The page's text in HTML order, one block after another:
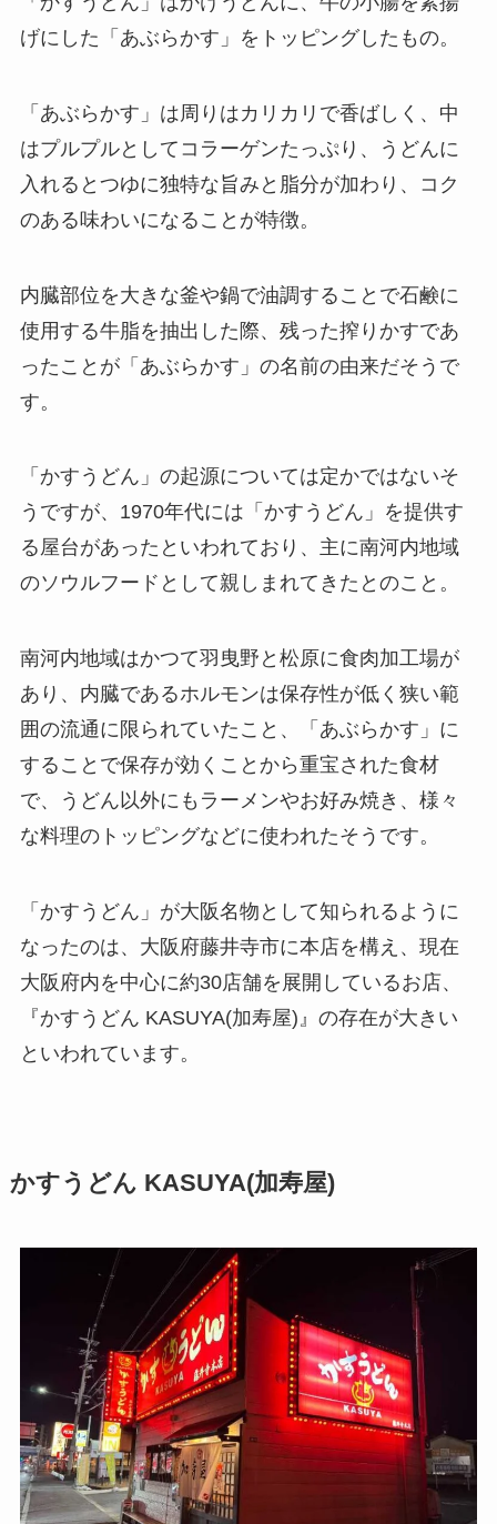
げにした「あぶらかす」をトッピングしたもの。
「あぶらかす」は周りはカリカリで香ばしく、中
はプルプルとしてコラーゲンたっぷり、うどんに
入れるとつゆに独特な旨みと脂分が加わり、コク
のある味わいになることが特徴。
内臓部位を大きな釜や鍋で油調することで石鹸に
使用する牛脂を抽出した際、残った搾りかすであ
ったことが「あぶらかす」の名前の由来だそうで
す。
「かすうどん」の起源については定かではないそ
うですが、1970年代には「かすうどん」を提供す
る屋台があったといわれており、主に南河内地域
のソウルフードとして親しまれてきたとのこと。
南河内地域はかつて羽曳野と松原に食肉加工場が
あり、内臓であるホルモンは保存性が低く狭い範
囲の流通に限られていたこと、「あぶらかす」に
することで保存が効くことから重宝された食材
で、うどん以外にもラーメンやお好み焼き、様々
な料理のトッピングなどに使われたそうです。
「かすうどん」が大阪名物として知られるように
なったのは、大阪府藤井寺市に本店を構え、現在
大阪府内を中心に約30店舗を展開しているお店、
『かすうどん KASUYA(加寿屋)』の存在が大きい
といわれています。
かすうどん KASUYA(加寿屋)